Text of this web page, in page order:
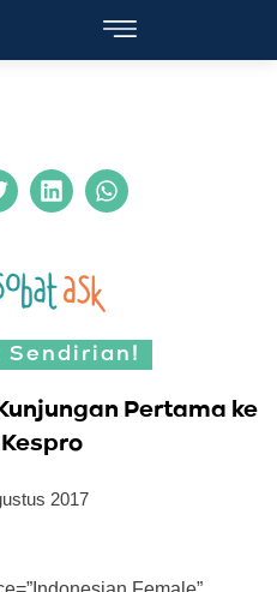
Sendirian!
Pertama ke
2017